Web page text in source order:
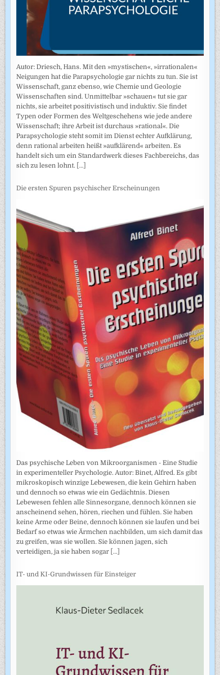
Autor: Driesch, Hans. Mit den »mystischen«, »irrationalen«
Neigungen hat die Parapsychologie gar nichts zu tun. Sie ist
Wissenschaft, ganz ebenso, wie Chemie und Geologie
Wissenschaften sind. Unmittelbar »schauen« tut sie gar
nichts, sie arbeitet positivistisch und induktiv. Sie findet
Typen oder Formen des Weltgeschehens wie jede andere
Wissenschaft; ihre Arbeit ist durchaus »rational«. Die
Parapsychologie steht somit im Dienst echter Aufklärung,
denn rational arbeiten heißt »aufklärend« arbeiten. Es
handelt sich um ein Standardwerk dieses Fachbereichs, das
sich zu lesen lohnt. [...]
Die ersten Spuren psychischer Erscheinungen
Das psychische Leben von Mikroorganismen - Eine Studie
in experimenteller Psychologie. Autor: Binet, Alfred. Es gibt
mikroskopisch winzige Lebewesen, die kein Gehirn haben
und dennoch so etwas wie ein Gedächtnis. Diesen
Lebewesen fehlen alle Sinnesorgane, dennoch können sie
anscheinend sehen, hören, riechen und fühlen. Sie haben
keine Arme oder Beine, dennoch können sie laufen und bei
Bedarf so etwas wie Ärmchen nachbilden, um sich damit das
zu greifen, was sie wollen. Sie können jagen, sich
verteidigen, ja sie haben sogar [...]
IT- und KI-Grundwissen für Einsteiger